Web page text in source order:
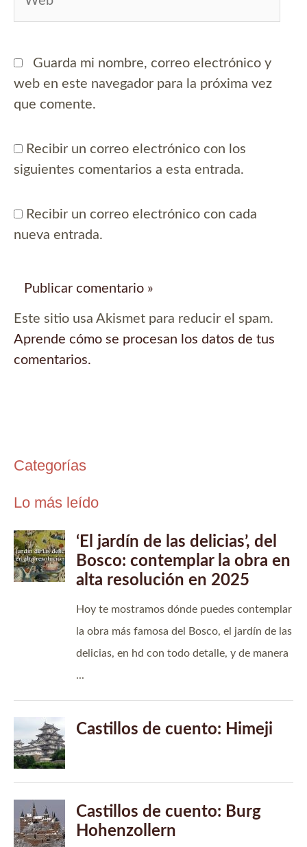
Guarda mi nombre, correo electrónico y
web en este navegador para la próxima vez
que comente.
Recibir un correo electrónico con los
siguientes comentarios a esta entrada.
Recibir un correo electrónico con cada
nueva entrada.
Este sitio usa Akismet para reducir el spam.
Aprende cómo se procesan los datos de tus
comentarios.
Categorías
Lo más leído